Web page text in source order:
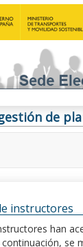
de
instructores
han
se